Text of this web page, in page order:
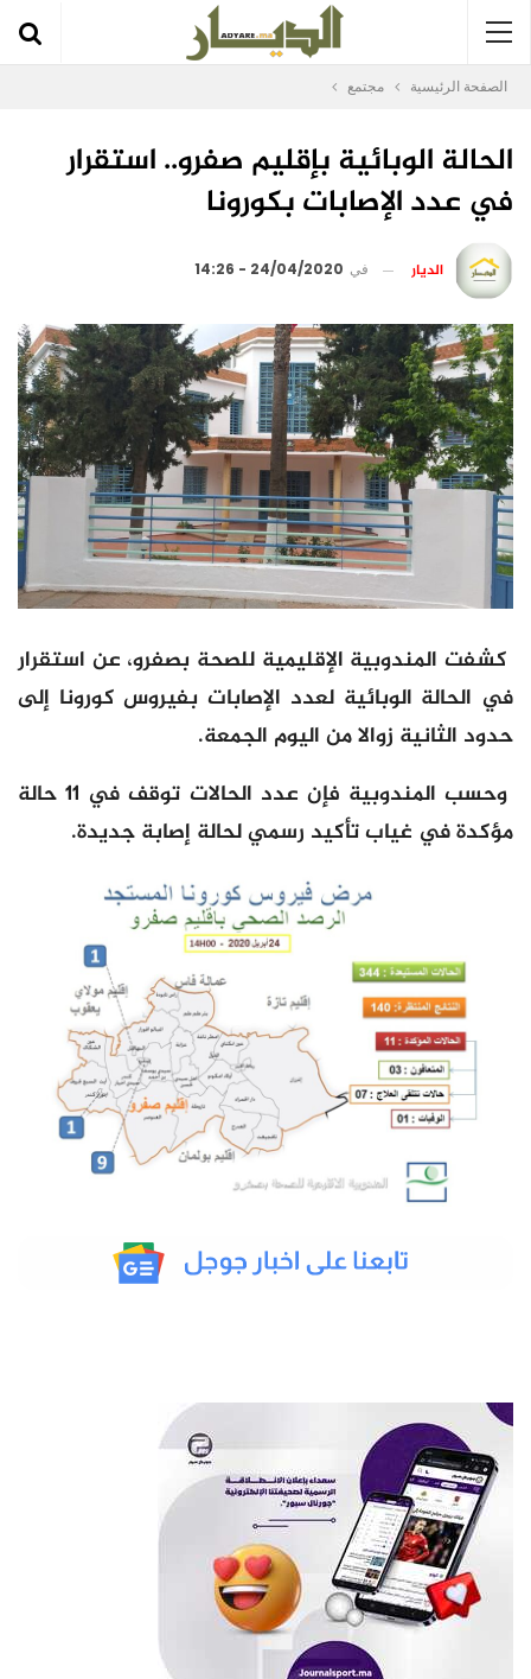
الصفحة الرئيسية مجتمع
الحالة الوبائية بإقليم صفرو.. استقرار
في عدد الإصابات بكورونا
الديار في 24/04/2020 - 14:26
كشفت المندوبية الإقليمية للصحة بصفرو، عن استقرار
في الحالة الوبائية لعدد الإصابات بفيروس كورونا إلى
حدود الثانية زوالا من اليوم الجمعة.
وحسب المندوبية فإن عدد الحالات توقف في 11 حالة
مؤكدة في غياب تأكيد رسمي لحالة إصابة جديدة.